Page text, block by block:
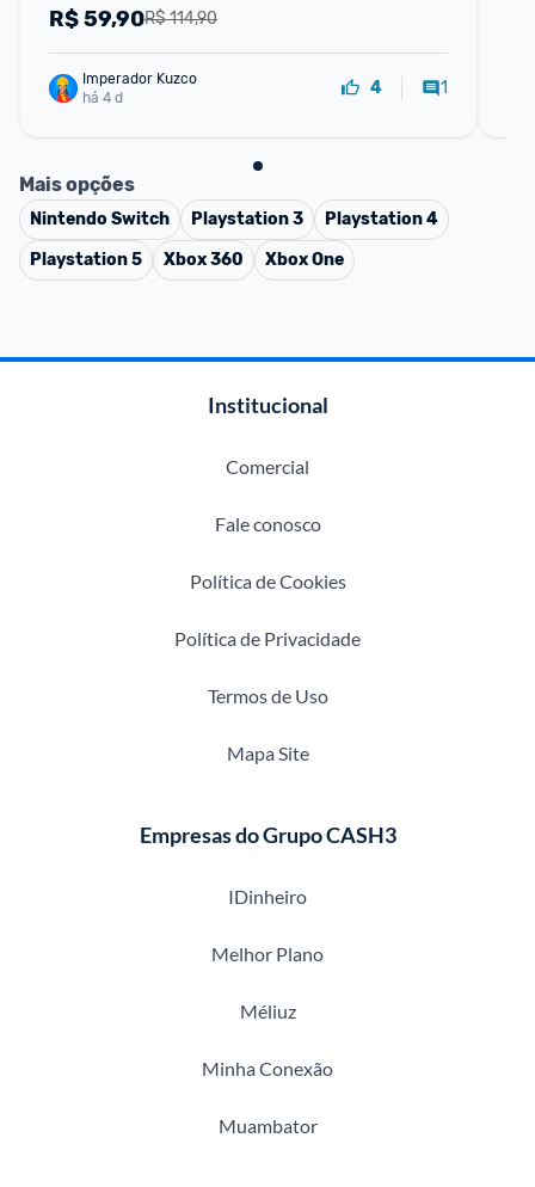
R$ 114,90
R$59,90
Imperador Kuzco
há 4 d
4 1
Mais opções
Nintendo Switch Playstation 3
Playstation 4
Playstation 5
Xbox 360 Xbox One
Institucional
Comercial
Fale conosco
Política de Cookies
Política de Privacidade
Termos de Uso
Mapa Site
Empresas do Grupo CASH3
IDinheiro
Melhor Plano
Méliuz
Minha Conexão
Muambator